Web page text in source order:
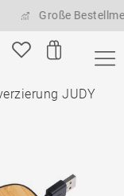
Große Bestellmengen
JUDY